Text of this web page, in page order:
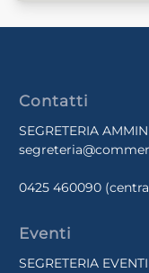
Contatti
SEGRETERIA
0425 460090
Eventi
SEGRETERIA EVENTI